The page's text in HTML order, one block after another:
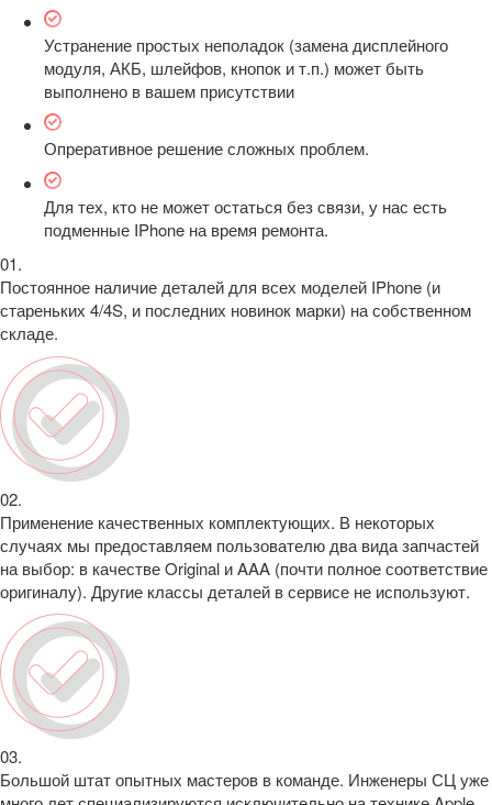
Устранение простых неполадок (замена дисплейного
модуля, АКБ, шлейфов, кнопок и т.п.) может быть
выполнено в вашем присутствии
Опреративное решение сложных проблем.
Для тех, кто не может остаться без связи, у нас есть
подменные IPhone на время ремонта.
01.
Постоянное наличие деталей для всех моделей IPhone (и
стареньких 4/4S, и последних новинок марки) на собственном
складе.
02.
Применение качественных комплектующих. В некоторых
случаях мы предоставляем пользователю два вида запчастей
на выбор: в качестве Original и AAA (почти полное соответствие
оригиналу). Другие классы деталей в сервисе не используют.
03.
Большой штат опытных мастеров в команде. Инженеры СЦ уже